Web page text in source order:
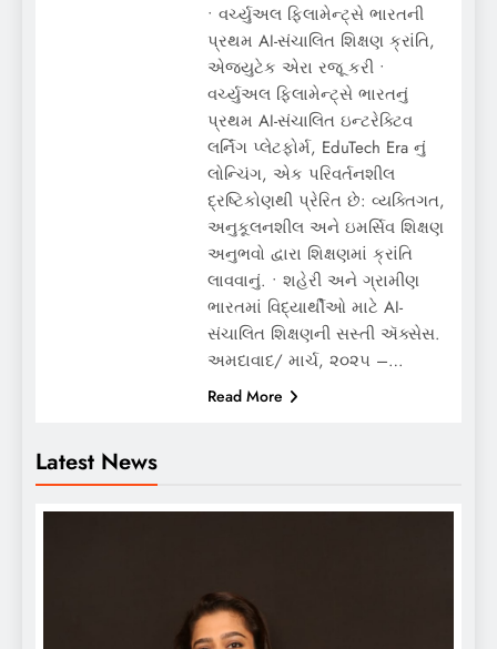
Latest News
• વર્ચ્યુઅલ ફિલામેન્ટ્સે ભારતની
પ્રથમ AI-સંચાલિત શિક્ષણ ક્રાંતિ,
એજ્યુટેક એરા રજૂ ​​કરી •
વર્ચ્યુઅલ ફિલામેન્ટ્સે ભારતનું
પ્રથમ AI-સંચાલિત ઇન્ટરેક્ટિવ
લર્નિંગ પ્લેટફોર્મ, EduTech Era નું
લોન્ચિંગ, એક પરિવર્તનશીલ
દ્રષ્ટિકોણથી પ્રેરિત છે: વ્યક્તિગત,
અનુકૂલનશીલ અને ઇમર્સિવ શિક્ષણ
અનુભવો દ્વારા શિક્ષણમાં ક્રાંતિ
લાવવાનું. • શહેરી અને ગ્રામીણ
ભારતમાં વિદ્યાર્થીઓ માટે AI-
સંચાલિત શિક્ષણની સસ્તી ઍક્સેસ.
અમદાવાદ/ માર્ચ, ૨૦૨૫ –…
Read More